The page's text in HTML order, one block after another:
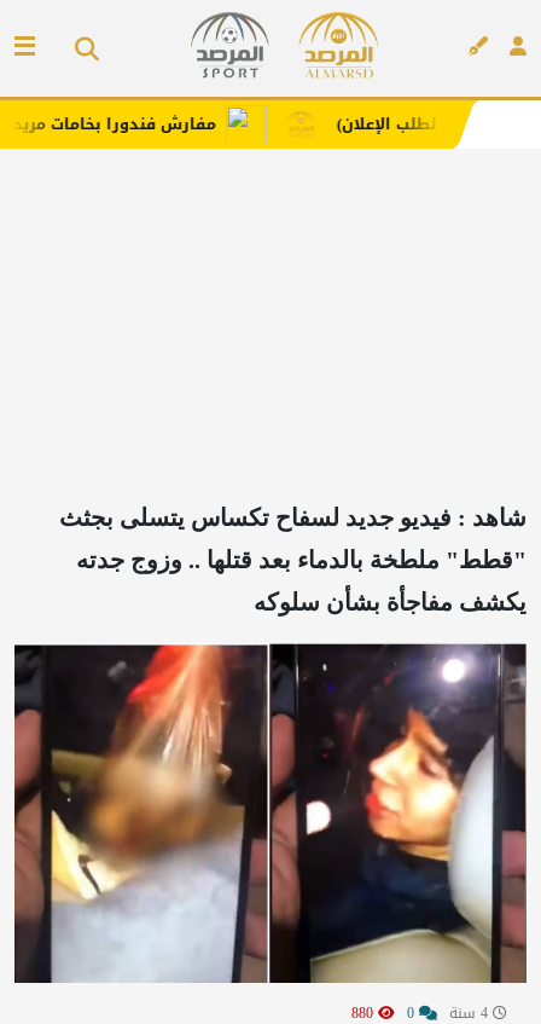
مفارش فندورا بخامات مريحة وعصرية مع الإعلان)
شاهد : فيديو جديد لسفاح تكساس يتسلى بجثث
"قطط" ملطخة بالدماء بعد قتلها .. وزوج جدته
يكشف مفاجأة بشأن سلوكه